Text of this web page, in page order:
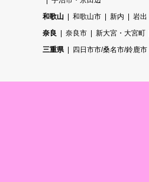
和歌山
和歌山市 新内
岩出
奈良
奈良市 新大宮・大宮町
三重県
四日市市/桑名市/鈴鹿市